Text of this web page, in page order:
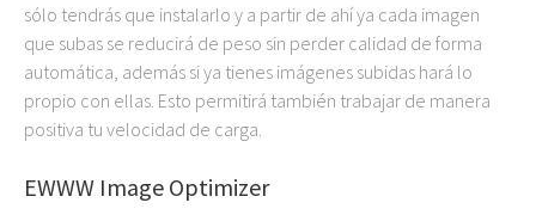
sólo tendrás que instalarlo y a partir de ahí ya cada imagen
que subas se reducirá de peso sin perder calidad de forma
automática, además si ya tienes imágenes subidas hará lo
propio con ellas. Esto permitirá también trabajar de manera
positiva tu velocidad de carga.
EWWW Image Optimizer